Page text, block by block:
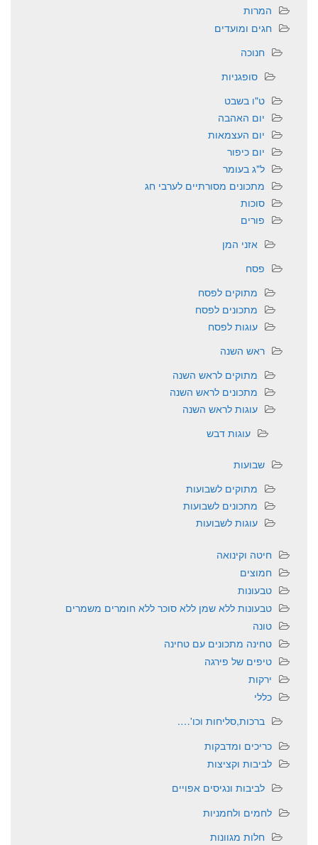
המרות
חגים ומועדים
חנוכה
סופגניות
ט"ו בשבט
יום האהבה
יום העצמאות
יום כיפור
ל"ג בעומר
מתכונים מסורתיים לערבי חג
סוכות
פורים
אזני המן
פסח
מתוקים לפסח
מתכונים לפסח
עוגות לפסח
ראש השנה
מתוקים לראש השנה
מתכונים לראש השנה
עוגות לראש השנה
עוגות דבש
שבועות
מתוקים לשבועות
מתכונים לשבועות
עוגות לשבועות
חיטה וקינואה
חמוצים
טבעונות
טבעונות ללא שמן ללא סוכר ללא חומרים משמרים
טונה
טחינה מתכונים עם טחינה
טיפים של פירגה
ירקות
כללי
ברכות,סליחות וכו'….
כריכים ומדבקות
לביבות וקציצות
לביבות ונגיסים אפויים
לחמים ולחמניות
חלות מגוונות